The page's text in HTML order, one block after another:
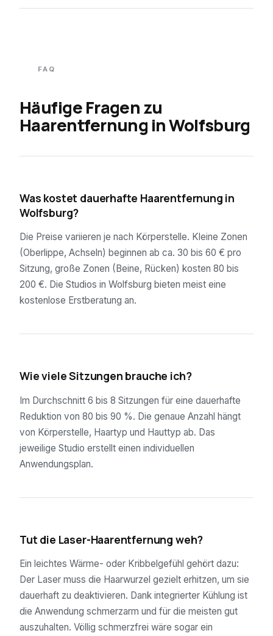
FAQ
Häufige Fragen zu
Haarentfernung inWolfsburg
Was kostet dauerhafte Haarentfernung in
Wolfsburg?
Die Preise variieren je nach Körperstelle. Kleine Zonen
(Oberlippe, Achseln) beginnen ab ca. 30 bis 60 € pro
Sitzung, große Zonen (Beine, Rücken) kosten 80 bis
200 €. Die Studios in Wolfsburg bieten meist eine
kostenlose Erstberatung an.
Wie viele Sitzungen brauche ich?
Im Durchschnitt 6 bis 8 Sitzungen für eine dauerhafte
Reduktion von 80 bis 90 %. Die genaue Anzahl hängt
von Körperstelle, Haartyp und Hauttyp ab. Das
jeweilige Studio erstellt einen individuellen
Anwendungsplan.
Tut die Laser-Haarentfernung weh?
Ein leichtes Wärme- oder Kribbelgefühl gehört dazu:
Der Laser muss die Haarwurzel gezielt erhitzen, um sie
dauerhaft zu deaktivieren. Dank integrierter Kühlung ist
die Anwendung schmerzarm und für die meisten gut
auszuhalten. Völlig schmerzfrei wäre sogar ein